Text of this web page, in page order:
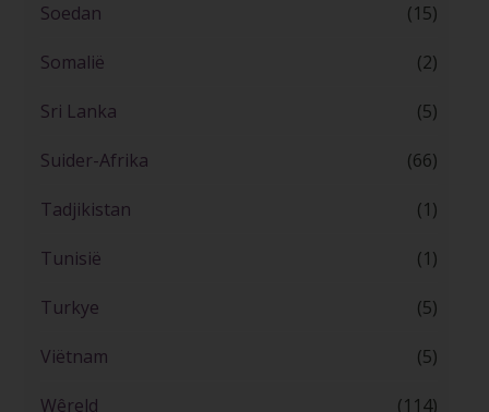
Soedan (15)
Somalië (2)
Sri Lanka (5)
Suider-Afrika (66)
Tadjikistan (1)
Tunisië (1)
Turkye (5)
Viëtnam (5)
Wêreld (114)